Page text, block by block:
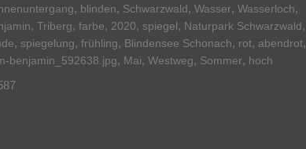
, blinden, Schwarzwald, Wasser, Wasserloch,
, Triberg, farbe, 2020, spiegel, Naturpark Schwarzwald,
, spiegelung, frühling, Blindensee Schonach, rot, abendrot,
benjamin_592638.jpg, Mai, Westweg, Sommer, hoch